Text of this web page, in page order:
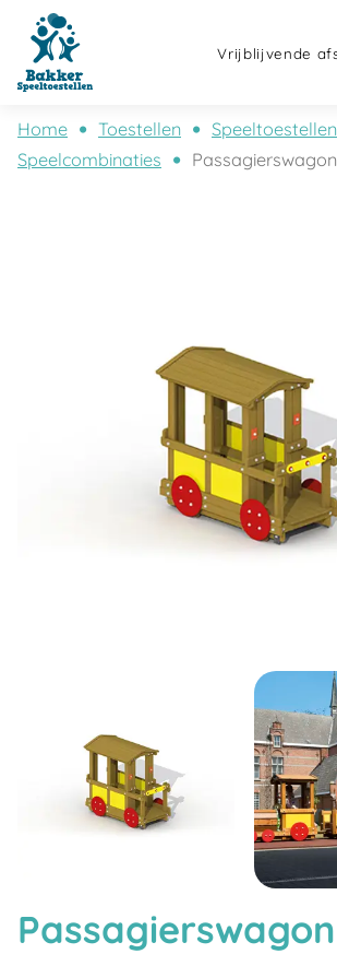
Vrijblijvende
Home Toestellen
Speeltoestellen
Speelcombinaties
Passagierswagon
Passagierswagon